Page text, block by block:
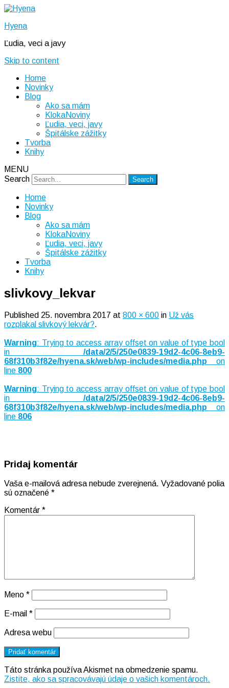
Hyena
Ľudia, veci a javy
Skip to content
Home
Novinky
Blog
Ako sa mám
KlokaNoviny
Ľudia, veci, javy
Špitálske zážitky
Tvorba
Knihy
MENU
Search
Home
Novinky
Blog
Ako sa mám
KlokaNoviny
Ľudia, veci, javy
Špitálske zážitky
Tvorba
Knihy
slivkovy_lekvar
Published 25. novembra 2017 at 800 × 600 in Už vás
rozplakal slivkový lekvár?.
Warning: Trying to access array offset on value of type bool
in /data/2/5/250e0839-19d2-4c06-8eb9-
68f310b3f82e/hyena.sk/web/wp-includes/media.php on
line 800
Warning: Trying to access array offset on value of type bool
in /data/2/5/250e0839-19d2-4c06-8eb9-
68f310b3f82e/hyena.sk/web/wp-includes/media.php on
line 806
Pridaj komentár
Vaša e-mailová adresa nebude zverejnená. Vyžadované polia
sú označené *
Komentár *
Meno *
E-mail *
Adresa webu
Táto stránka používa Akismet na obmedzenie spamu.
Zistite, ako sa spracovávajú údaje o vašich komentároch.